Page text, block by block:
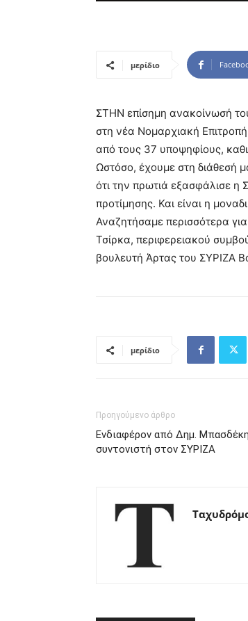
μερίδιο
ΣΤΗΝ επίσημη ανακοίνωσή
στη νέα Νομαρχιακή
από τους 37 υποψηφίους,
Ωστόσο, έχουμε στη διάθεσή
ότι την πρωτιά εξασφάλισε η
προτίμησης. Και είναι η
Αναζητήσαμε περισσότερα
Τσίρκα, περιφερειακού
βουλευτή Άρτας του ΣΥΡΙΖΑ
μερίδιο
Προηγούμενο άρθρο
Ενδιαφέρον από Δημ.
συντονιστή στον ΣΥΡΙΖΑ